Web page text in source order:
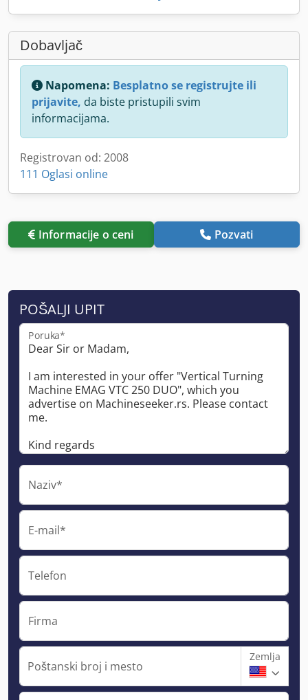
Dobavljač
Napomena: Besplatno se registrujte ili
prijavite, da biste pristupili svim
informacijama.
Registrovan od: 2008
111 Oglasi online
Informacije o ceni Pozvati
POŠALJI UPIT
Poruka*
Naziv*
E-mail*
Telefon
Firma
Poštanski broj i mesto
Zemlja